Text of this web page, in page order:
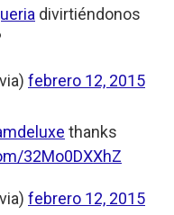
divirtiéndonos
febrero 12, 2015
thanks
32Mo0DXXhZ
febrero 12, 2015